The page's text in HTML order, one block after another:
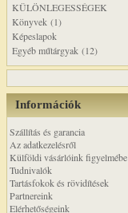
KÜLÖNLEGESSÉGEK
Könyvek (1)
Képeslapok
Egyéb műtárgyak (12)
Információk
Szállítás és garancia
Az adatkezelésről
Külföldi vásárlóink figyelmébe
Tudnivalók
Tartásfokok és rövidítések
Partnereink
Elérhetőségeink